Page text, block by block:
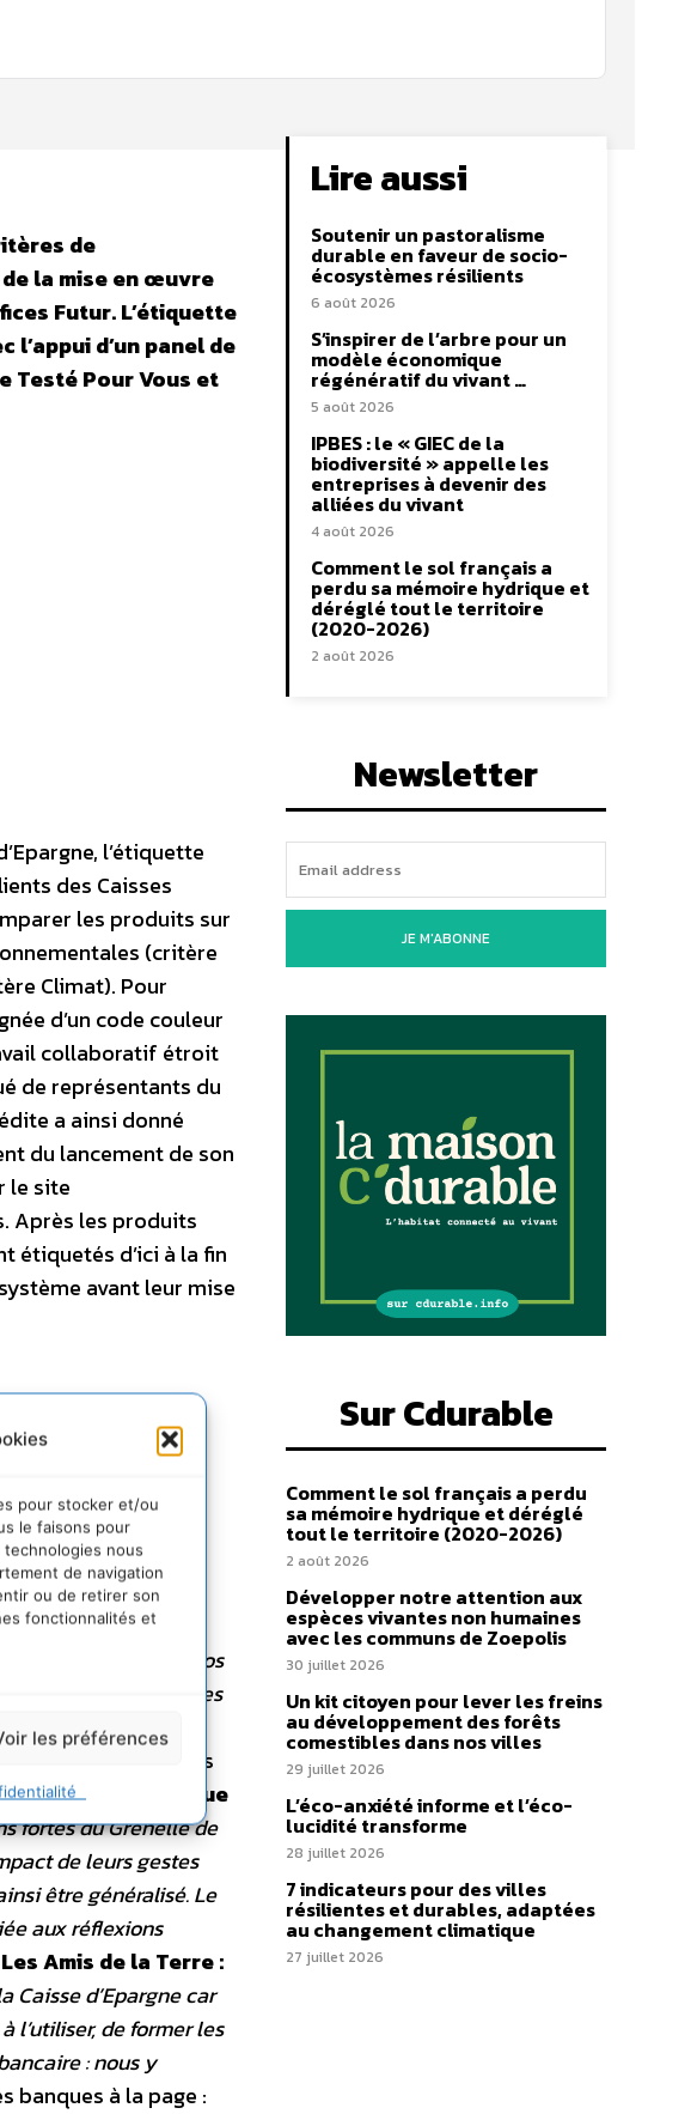
pour stocker et/ou
le faisons pour
technologies nous
de navigation
ou de retirer son
fonctionnalités et
les préférences
de
la mise en œuvre
Futur. L’étiquette
d’un panel de
Testé Pour Vous et
l’étiquette
des Caisses
les produits sur
(critère
Climat). Pour
d’un code couleur
collaboratif étroit
de représentants du
a ainsi donné
du lancement de son
le site
Après les produits
étiquetés d’ici à la fin
avant leur mise
pour choisir, et à nos
de toutes les
en effet la
d’autres partenaires
Ce que
fortes du Grenelle de
de leurs gestes
être généralisé. Le
aux réflexions
Les Amis de la Terre :
d’Epargne car
l’utiliser, de former les
: nous y
banques à la page :
Lire aussi
Soutenir un pastoralisme
durable en faveur de socio-
écosystèmes résilients
6 août 2026
S’inspirer de l’arbre pour un
modèle économique
régénératif du vivant …
5 août 2026
IPBES : le « GIEC de la
biodiversité » appelle les
entreprises à devenir des
alliées du vivant
4 août 2026
Comment le sol français a
perdu sa mémoire hydrique et
déréglé tout le territoire
(2020-2026)
2 août 2026
Newsletter
JE M'ABONNE
Sur Cdurable
Comment le sol français a perdu
sa mémoire hydrique et déréglé
tout le territoire (2020-2026)
2 août 2026
Développer notre attention aux
espèces vivantes non humaines
avec les communs de Zoepolis
30 juillet 2026
Un kit citoyen pour lever les freins
au développement des forêts
comestibles dans nos villes
29 juillet 2026
L’éco-anxiété informe et l’éco-
lucidité transforme
28 juillet 2026
7 indicateurs pour des villes
résilientes et durables, adaptées
au changement climatique
27 juillet 2026